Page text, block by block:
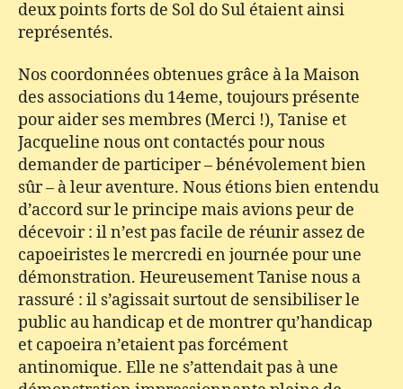
deux points forts de Sol do Sul étaient ainsi
représentés.
Nos coordonnées obtenues grâce à la Maison
des associations du 14eme, toujours présente
pour aider ses membres (Merci !), Tanise et
Jacqueline nous ont contactés pour nous
demander de participer – bénévolement bien
sûr – à leur aventure. Nous étions bien entendu
d’accord sur le principe mais avions peur de
décevoir : il n’est pas facile de réunir assez de
capoeiristes le mercredi en journée pour une
démonstration. Heureusement Tanise nous a
rassuré : il s’agissait surtout de sensibiliser le
public au handicap et de montrer qu’handicap
et capoeira n’etaient pas forcément
antinomique. Elle ne s’attendait pas à une